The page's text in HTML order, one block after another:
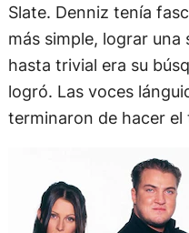
Slate. Denniz tenía
más simple, lograr una
hasta trivial era su
logró. Las voces
terminaron de hacer el